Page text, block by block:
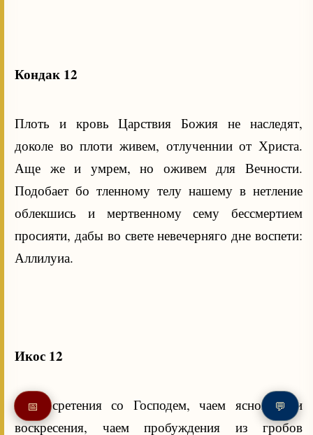
Кондак 12
Плоть и кровь Царствия Божия не наследят,
доколе во плоти живем, отлученнии от Христа.
Аще же и умрем, но оживем для Вечности.
Подобает бо тленному телу нашему в нетление
облекшись и мертвенному сему бессмертием
просияти, дабы во свете невечерняго дне воспети:
Аллилуиа.
Икос 12
Чаем сретения со Господем, чаем ясной зари
воскресения, чаем пробуждения из гробов
📅 💬